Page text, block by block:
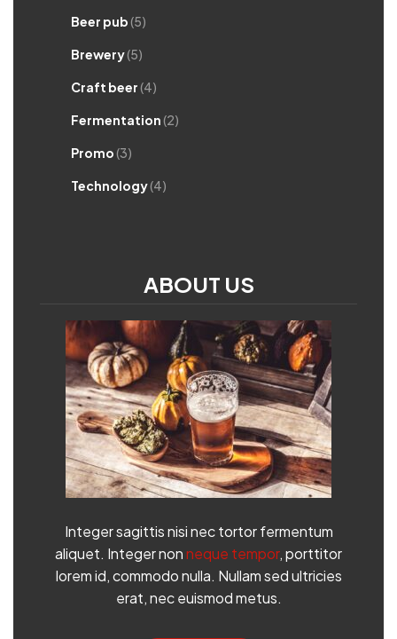
Beer pub(5)
Brewery(5)
Craft beer(4)
Fermentation(2)
Promo(3)
Technology(4)
ABOUT US
Integer sagittis nisi nec tortor fermentum
aliquet. Integer nonneque tempor, porttitor
lorem id, commodo nulla. Nullam sed ultricies
erat, nec euismod metus.